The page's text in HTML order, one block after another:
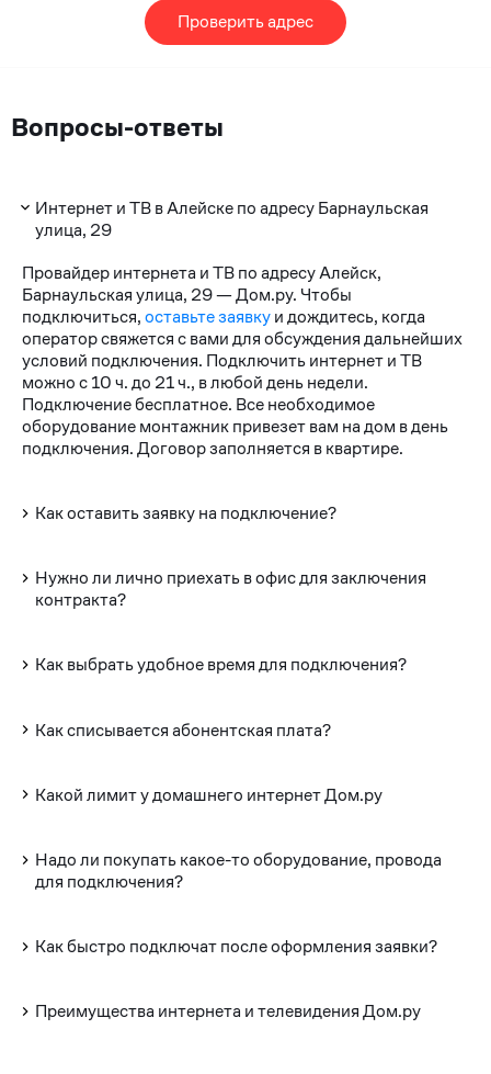
Проверить адрес
Вопросы-ответы
Интернет и ТВ в Алейске по адресу Барнаульская
улица, 29
Провайдер интернета и ТВ по адресу Алейск,
Барнаульская улица, 29 — Дом.ру. Чтобы
подключиться,оставьте заявкуи дождитесь, когда
оператор свяжется с вами для обсуждения дальнейших
условий подключения. Подключить интернет и ТВ
можно с 10 ч. до 21 ч., в любой день недели.
Подключение бесплатное. Все необходимое
оборудование монтажник привезет вам на дом в день
подключения. Договор заполняется в квартире.
Как оставить заявку на подключение?
Нужно ли лично приехать в офис для заключения
контракта?
Как выбрать удобное время для подключения?
Как списывается абонентская плата?
Какой лимит у домашнего интернет Дом.ру
Надо ли покупать какое-то оборудование, провода
для подключения?
Как быстро подключат после оформления заявки?
Преимущества интернета и телевидения Дом.ру